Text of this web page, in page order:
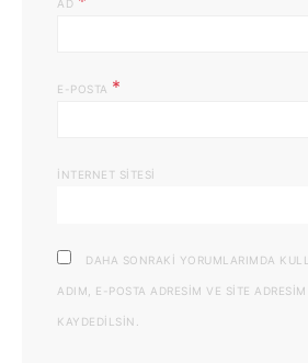
AD
E-POSTA *
İNTERNET SITESI
DAHA SONRAKI YORUMLARIMDA
ADIM, E-POSTA ADRESIM VE SITE
KAYDEDILSIN.